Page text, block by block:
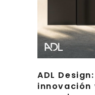
ADL